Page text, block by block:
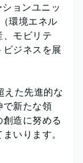
ョンユニッ
環境エネル
モビリテ
ジネスを展
えた先進的な
で新たな領
造に努める
いります。